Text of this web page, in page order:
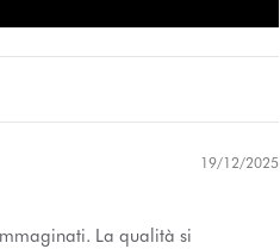
19/12/2025
La qualità si